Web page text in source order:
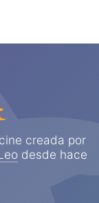
creada por
desde hace